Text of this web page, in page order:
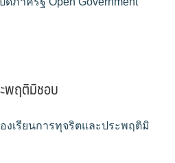
พฤติมิชอบ
งเรียนการทุจริตและประพฤติมิ